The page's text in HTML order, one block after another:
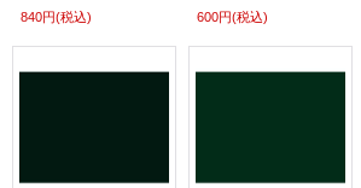
840円(税込) 600円(税込)